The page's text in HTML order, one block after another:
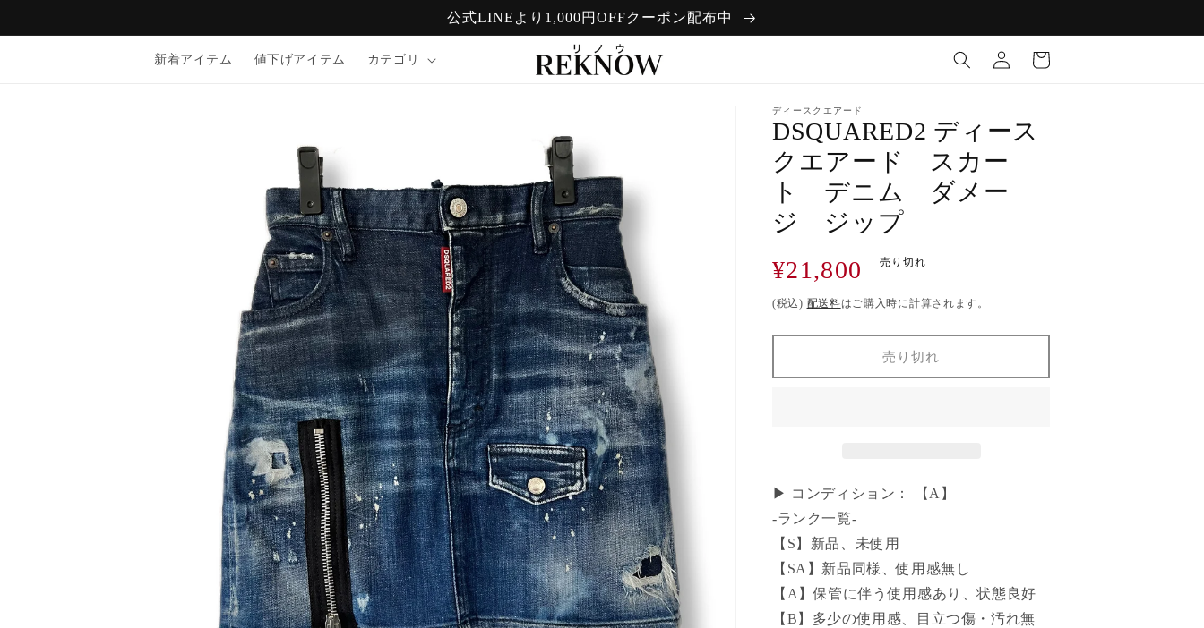
公式LINEより1,000円OFFクーポン配布中
新着アイテム 値下げアイテム カテゴリ
イ
カ
ー
ディースクエアード
DSQUARED2 ディース
クエアード スカー
ト デニム ダメー
ジ ジップ
通
価
格
¥21,800 売り切れ
(税込) 配送料はご購入時に計算されます。
売り切れ
▶ コンディション： 【A】
-ランク一覧-
【S】新品、未使用
【SA】新品同様、使用感無し
【A】保管に伴う使用感あり、状態良好
【B】多少の使用感、目立つ傷・汚れ無